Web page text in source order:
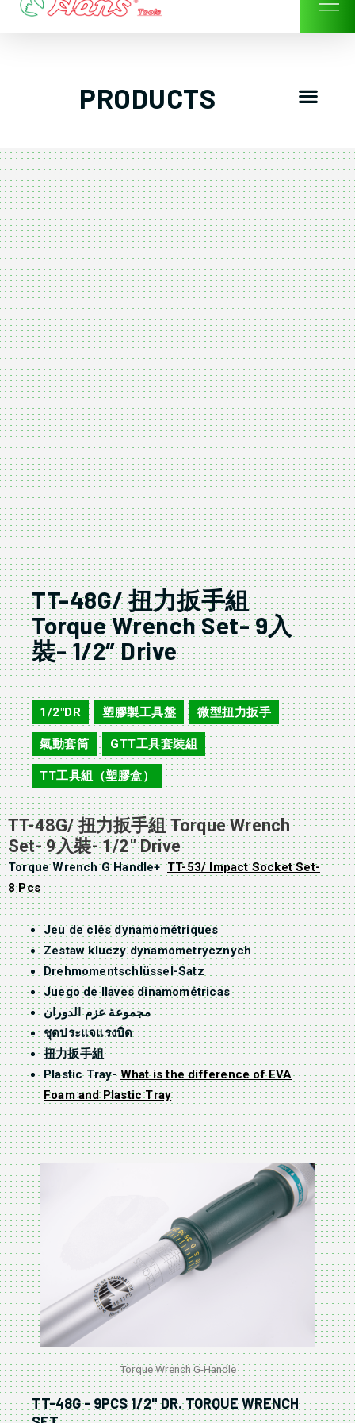
Skip
PRODUCTS
TT-48G/ 扭力扳手組
Torque Wrench Set- 9入
裝- 1/2″ Drive
TT-48G
1/2"DR , 塑膠製工具盤 , 微型扭力扳手
氣動套筒 , GTT工具套裝組 ,
TT工具組（塑膠盒）
TT-48G/ 扭力扳手組 Torque Wrench
Set- 9入裝- 1/2″ Drive
Torque Wrench G Handle+TT-53/ Impact Socket Set-
8 Pcs
Jeu de clés dynamométriques
Zestaw kluczy dynamometrycznych
Drehmomentschlüssel-Satz
Juego de llaves dinamométricas
مجموعة عزم الدوران
ชุดประแจแรงบิด
扭力扳手組
Plastic Tray- What is the difference of EVA
Foam and Plastic Tray
Torque Wrench G-Handle
TT-48G - 9PCS 1/2" DR. TORQUE WRENCH